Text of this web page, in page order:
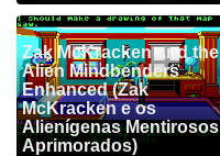
Zak McKracken and the
Alien Mindbenders
Enhanced (Zak
McKracken e os
Alienígenas Mentirosos
Aprimorados)